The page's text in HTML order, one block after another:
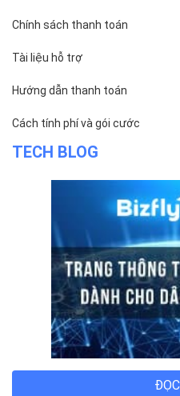
Số 01 phố
Xuân, Thành phố Hà Nội.
Chi nhánh TP.Hồ Chí Minh:
Địa chỉ:
Số 127 đường Võ
Thành phố Hồ Chí Minh.
Chi nhánh TP.Hải Phòng:
310 Hai Bà